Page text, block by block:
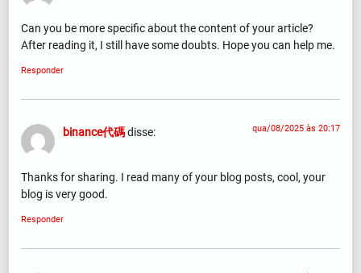
Can you be more specific about the content of your article?
After reading it, I still have some doubts. Hope you can help me.
Responder
binance代碼disse: qua/08/2025 às 20:17
Thanks for sharing. I read many of your blog posts, cool, your
blog is very good.
Responder